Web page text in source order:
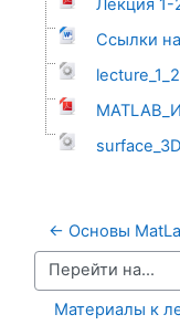
Лекция 1-
Ссылки
← Основы
Перейти на...
Материалы к